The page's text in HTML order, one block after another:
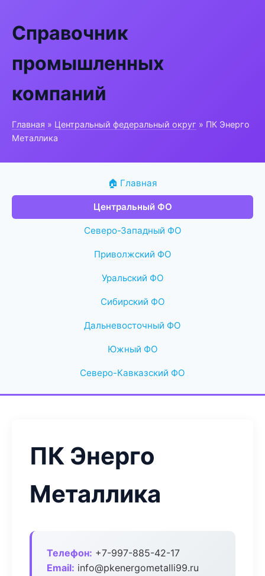
Справочник
промышленных
компаний
Главная » Центральный федеральный округ » ПК Энерго
Металлика
🏠 Главная
Центральный ФО
Северо-Западный ФО
Приволжский ФО
Уральский ФО
Сибирский ФО
Дальневосточный ФО
Южный ФО
Северо-Кавказский ФО
ПК Энерго
Металлика
Телефон: +7-997-885-42-17
Email: info@pkenergometalli99.ru